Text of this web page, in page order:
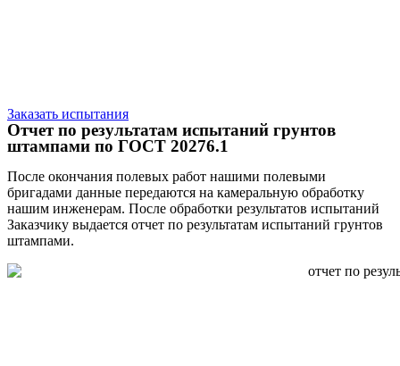
Заказать испытания
Отчет по результатам испытаний грунтов
штампами по ГОСТ 20276.1
После окончания полевых работ нашими полевыми
бригадами данные передаются на камеральную обработку
нашим инженерам. После обработки результатов испытаний
Заказчику выдается отчет по результатам испытаний грунтов
штампами.